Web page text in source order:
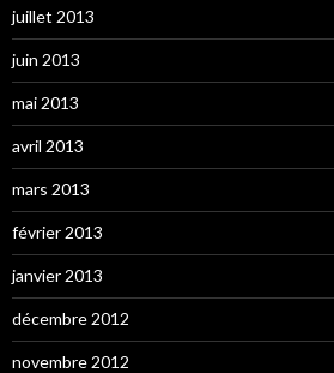
juillet 2013
juin 2013
mai 2013
avril 2013
mars 2013
février 2013
janvier 2013
décembre 2012
novembre 2012